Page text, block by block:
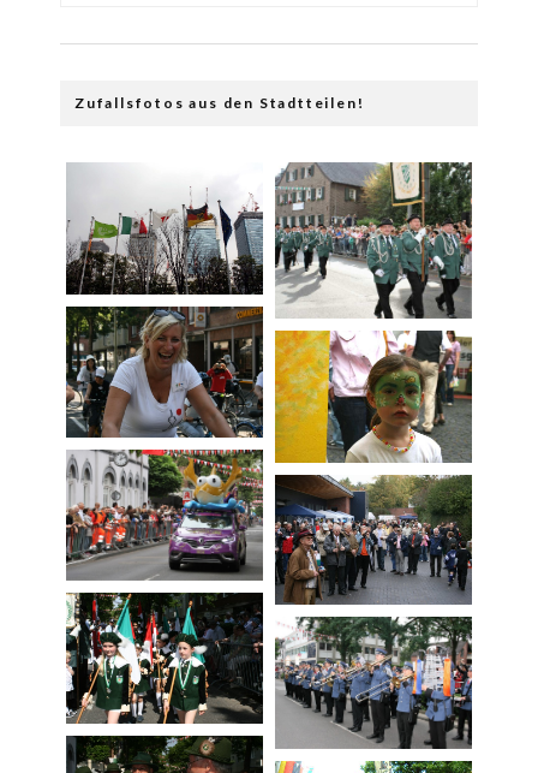
Zufallsfotos aus den Stadtteilen!